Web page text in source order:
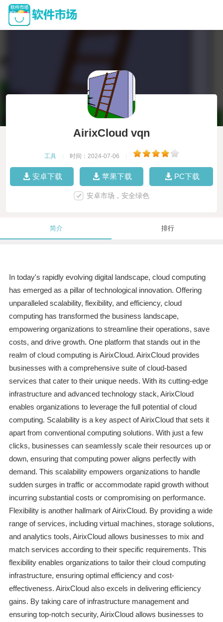
AirixCloud vqn
工具 时间：2024-07-06
安卓下载 苹果下载 PC下载
安卓市场，安全绿色
简介 排行
In today's rapidly evolving digital landscape, cloud computing
has emerged as a pillar of technological innovation. Offering
unparalleled scalability, flexibility, and efficiency, cloud
computing has transformed the business landscape,
empowering organizations to streamline their operations, save
costs, and drive growth. One platform that stands out in the
realm of cloud computing is AirixCloud. AirixCloud provides
businesses with a comprehensive suite of cloud-based
services that cater to their unique needs. With its cutting-edge
infrastructure and advanced technology stack, AirixCloud
enables organizations to leverage the full potential of cloud
computing. Scalability is a key aspect of AirixCloud that sets it
apart from conventional computing solutions. With just a few
clicks, businesses can seamlessly scale their resources up or
down, ensuring that computing power aligns perfectly with
demand. This scalability empowers organizations to handle
sudden surges in traffic or accommodate rapid growth without
incurring substantial costs or compromising on performance.
Flexibility is another hallmark of AirixCloud. By providing a wide
range of services, including virtual machines, storage solutions,
and analytics tools, AirixCloud allows businesses to mix and
match services according to their specific requirements. This
flexibility enables organizations to tailor their cloud computing
infrastructure, ensuring optimal efficiency and cost-
effectiveness. AirixCloud also excels in delivering efficiency
gains. By taking care of infrastructure management and
ensuring top-notch security, AirixCloud allows businesses to